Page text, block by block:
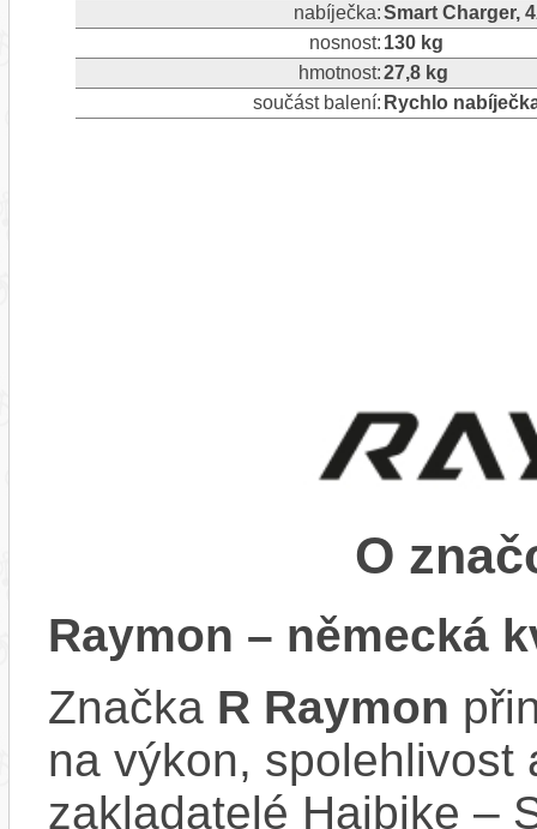
nabíječka:Smart Charger,
nosnost: 130 kg
hmotnost:27,8 kg
součást balení: Rychlo
O
Raymon – německá
Značka R Raymon
na výkon,
zakladatelé Haibike –